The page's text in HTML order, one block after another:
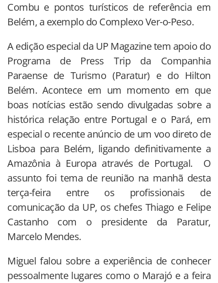
Combu e pontos turísticos de referência em
Belém, a exemplo do Complexo Ver-o-Peso.
A edição especial da UP Magazine tem apoio do
Programa de Press Trip da Companhia
Paraense de Turismo (Paratur) e do Hilton
Belém. Acontece em um momento em que
boas notícias estão sendo divulgadas sobre a
histórica relação entre Portugal e o Pará, em
especial o recente anúncio de um voo direto de
Lisboa para Belém, ligando definitivamente a
Amazônia à Europa através de Portugal. O
assunto foi tema de reunião na manhã desta
terça-feira entre os profissionais de
comunicação da UP, os chefes Thiago e Felipe
Castanho com o presidente da Paratur,
Marcelo Mendes.
Miguel falou sobre a experiência de conhecer
pessoalmente lugares como o Marajó e a feira